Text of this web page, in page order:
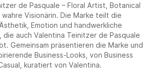
de Pasquale – Floral Artist, Botanical
Visionärin. Die Marke teilt die
Emotion und handwerkliche
die auch Valentina Teinitzer de Pasquale
Gemeinsam präsentieren die Marke und
Business-Looks, von Business
kuratiert von Valentina.